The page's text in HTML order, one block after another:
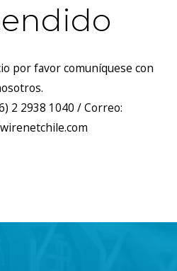
por favor comuníquese con
2 2938 1040 / Correo: